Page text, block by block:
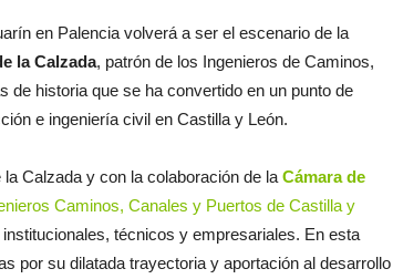
en Palencia volverá a ser el escenario de la
la Calzada, patrón de los Ingenieros de Caminos,
historia que se ha convertido en un punto de
e ingeniería civil en Castilla y León.
Calzada y con la colaboración de la Cámara de
Caminos, Canales y Puertos de Castilla y
técnicos y empresariales. En esta
por su dilatada trayectoria y aportación al desarrollo